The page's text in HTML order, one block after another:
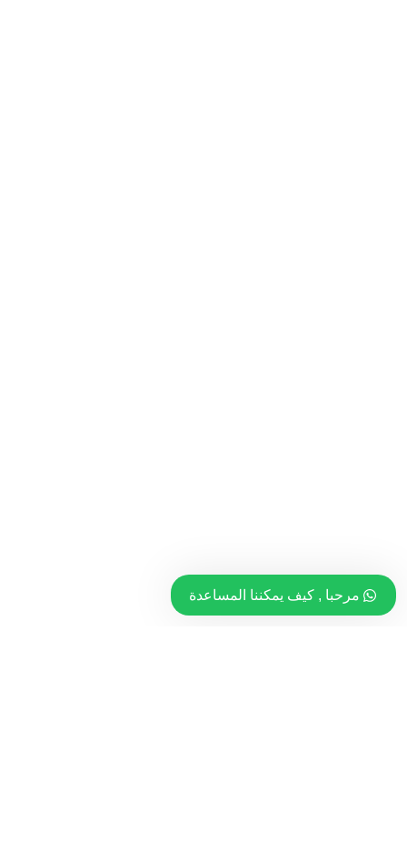
مرحبا , كيف يمكننا المساعدة